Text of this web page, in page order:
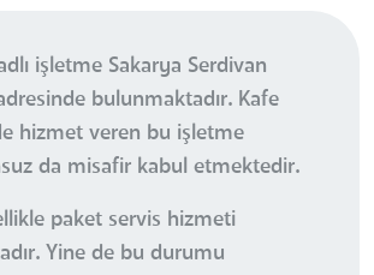
işletme Sakarya Serdivan
bulunmaktadır. Kafe
hizmet veren bu işletme
da misafir kabul etmektedir.
paket servis hizmeti
Yine de bu durumu